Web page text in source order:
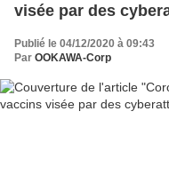
visée par des
Publié le 04/12/2020 à 09:43
Par OOKAWA-Corp